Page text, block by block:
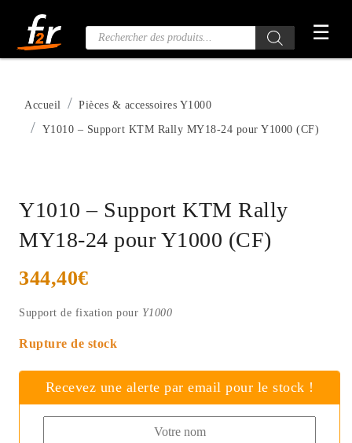
contenu
Recherche
produits
☰
Accueil Pièces & accessoires Y1000
Y1010 – Support KTM Rally MY18-24 pour Y1000 (CF)
Y1010 – Support KTM Rally
MY18-24 pour Y1000 (CF)
344,40€
Support de fixation pour Y1000
Rupture de stock
Recevez une alerte par email pour le stock !